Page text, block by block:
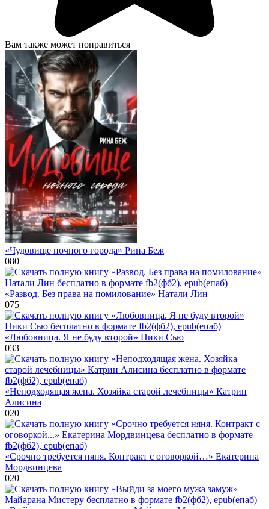
Вам также может понравиться
«Чудовище ночного города» Рина Беж
080
«Развод. Без права на помилование» Натали Лин
075
«Любовница. Я не буду второй» Ники Сью
033
«Неподходящая жена. Хозяйка старой лечебницы» Катрин
Алисина
020
«Срочно требуется няня. Контракт с оговоркой…» Екатерина
Мордвинцева
020